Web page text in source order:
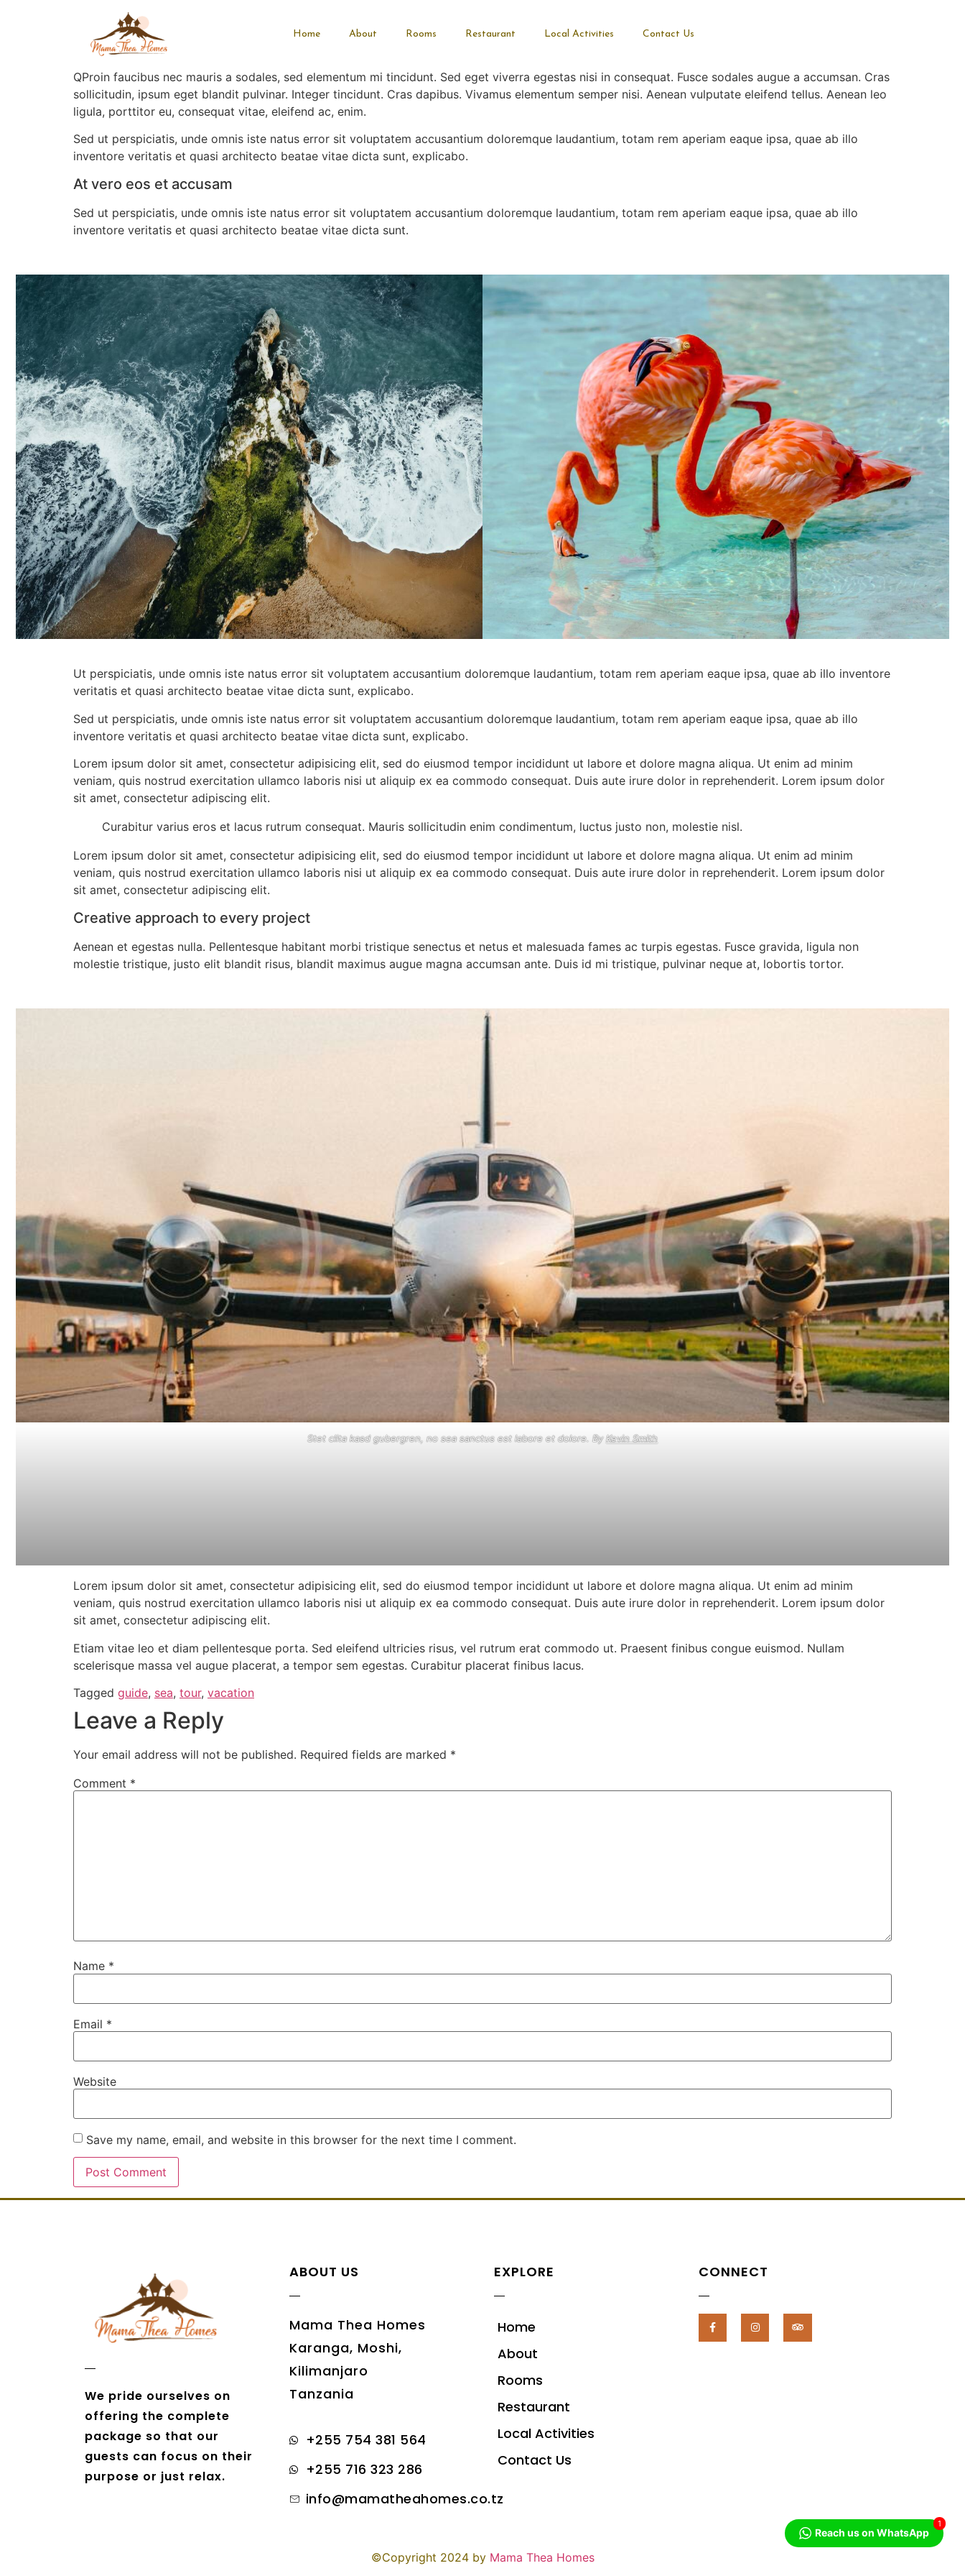
Home About Rooms Restaurant Local Activities Contact Us
QProin faucibus nec mauris a sodales, sed elementum mi tincidunt. Sed eget viverra egestas nisi in consequat. Fusce sodales augue a accumsan. Cras
sollicitudin, ipsum eget blandit pulvinar. Integer tincidunt. Cras dapibus. Vivamus elementum semper nisi. Aenean vulputate eleifend tellus. Aenean leo
ligula, porttitor eu, consequat vitae, eleifend ac, enim.
Sed ut perspiciatis, unde omnis iste natus error sit voluptatem accusantium doloremque laudantium, totam rem aperiam eaque ipsa, quae ab illo
inventore veritatis et quasi architecto beatae vitae dicta sunt, explicabo.
At vero eos et accusam
Sed ut perspiciatis, unde omnis iste natus error sit voluptatem accusantium doloremque laudantium, totam rem aperiam eaque ipsa, quae ab illo
inventore veritatis et quasi architecto beatae vitae dicta sunt.
Ut perspiciatis, unde omnis iste natus error sit voluptatem accusantium doloremque laudantium, totam rem aperiam eaque ipsa, quae ab illo inventore
veritatis et quasi architecto beatae vitae dicta sunt, explicabo.
Sed ut perspiciatis, unde omnis iste natus error sit voluptatem accusantium doloremque laudantium, totam rem aperiam eaque ipsa, quae ab illo
inventore veritatis et quasi architecto beatae vitae dicta sunt, explicabo.
Lorem ipsum dolor sit amet, consectetur adipisicing elit, sed do eiusmod tempor incididunt ut labore et dolore magna aliqua. Ut enim ad minim
veniam, quis nostrud exercitation ullamco laboris nisi ut aliquip ex ea commodo consequat. Duis aute irure dolor in reprehenderit. Lorem ipsum dolor
sit amet, consectetur adipiscing elit.
Curabitur varius eros et lacus rutrum consequat. Mauris sollicitudin enim condimentum, luctus justo non, molestie nisl.
Lorem ipsum dolor sit amet, consectetur adipisicing elit, sed do eiusmod tempor incididunt ut labore et dolore magna aliqua. Ut enim ad minim
veniam, quis nostrud exercitation ullamco laboris nisi ut aliquip ex ea commodo consequat. Duis aute irure dolor in reprehenderit. Lorem ipsum dolor
sit amet, consectetur adipiscing elit.
Creative approach to every project
Aenean et egestas nulla. Pellentesque habitant morbi tristique senectus et netus et malesuada fames ac turpis egestas. Fusce gravida, ligula non
molestie tristique, justo elit blandit risus, blandit maximus augue magna accumsan ante. Duis id mi tristique, pulvinar neque at, lobortis tortor.
Stet clita kasd gubergren, no sea sanctus est labore et dolore. ByKevin Smith
Lorem ipsum dolor sit amet, consectetur adipisicing elit, sed do eiusmod tempor incididunt ut labore et dolore magna aliqua. Ut enim ad minim
veniam, quis nostrud exercitation ullamco laboris nisi ut aliquip ex ea commodo consequat. Duis aute irure dolor in reprehenderit. Lorem ipsum dolor
sit amet, consectetur adipiscing elit.
Etiam vitae leo et diam pellentesque porta. Sed eleifend ultricies risus, vel rutrum erat commodo ut. Praesent finibus congue euismod. Nullam
scelerisque massa vel augue placerat, a tempor sem egestas. Curabitur placerat finibus lacus.
Tagged guide, sea, tour, vacation
Leave a Reply
Your email address will not be published. Required fields are marked *
Comment *
Name *
Email *
Website
Save my name, email, and website in this browser for the next time I comment.
We pride ourselves on
offering the complete
package so that our
guests can focus on their
purpose or just relax.
ABOUT US
Mama Thea Homes
Karanga, Moshi,
Kilimanjaro
Tanzania
+255 754 381 564
+255 716 323 286
info@mamatheahomes.co.tz
EXPLORE
Home
About
Rooms
Restaurant
Local Activities
Contact Us
CONNECT
©Copyright 2024 by Mama Thea Homes
Reach us on WhatsApp
1